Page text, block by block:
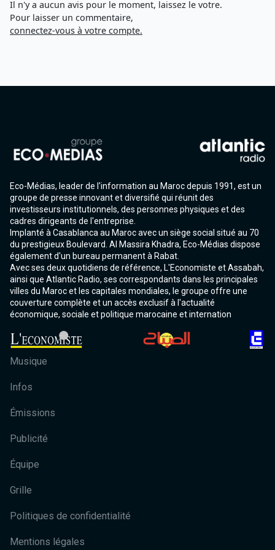
Il n'y a aucun avis pour le moment, laissez le votre.
Pour laisser un commentaire,
connectez-vous à votre compte.
Eco-Médias, leader de l'information au Maroc depuis 1991, est un
groupe de presse innovant et diversifié qui réunit des
investisseurs institutionnels, des personnes physiques et des
cadres dirigeants de l'entreprise.
Implanté à Casablanca au Maroc avec un siège social situé au 70
du prestigieux Boulevard. Al Massira Khadra, Eco-Médias dispose
également d'un bureau permanent à Rabat.
Avec ses deux quotidiens de référence, L'Economiste et Assabah,
ainsi que Atlantic Radio, ses correspondants dans les principales
villes du Maroc et les capitales mondiales, le groupe offre une
couverture complète et un accès exclusif à l'actualité
économique, sociale et politique marocaine et internation
Musique
Infos
Émissions
Publicité
Équipe
Grille
Politiques de confidentialité
Mentions légales